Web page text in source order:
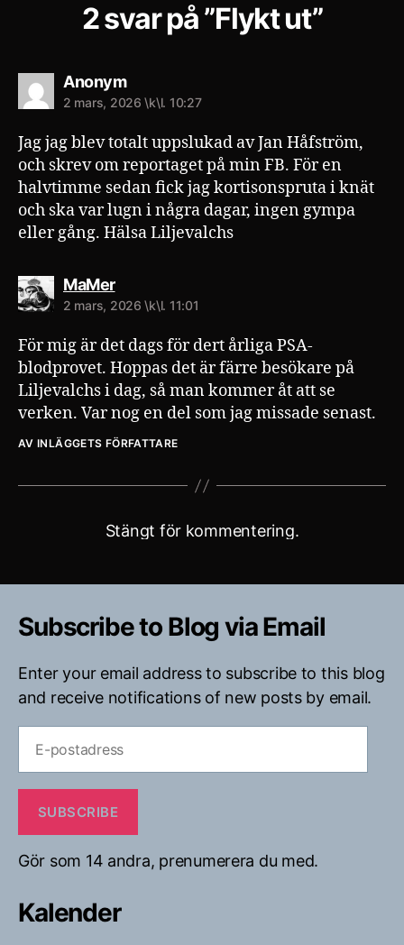
2 svar på ”Flykt ut”
Anonymsäger:
2 mars, 2026 \k\l. 10:27
Jag jag blev totalt uppslukad av Jan Håfström,
och skrev om reportaget på min FB. För en
halvtimme sedan fick jag kortisonspruta i knät
och ska var lugn i några dagar, ingen gympa
eller gång. Hälsa Liljevalchs
MaMersäger:
2 mars, 2026 \k\l. 11:01
För mig är det dags för dert årliga PSA-
blodprovet. Hoppas det är färre besökare på
Liljevalchs i dag, så man kommer åt att se
verken. Var nog en del som jag missade senast.
AV INLÄGGETS FÖRFATTARE
Stängt för kommentering.
Subscribe to Blog via Email
Enter your email address to subscribe to this blog
and receive notifications of new posts by email.
postadress
SUBSCRIBE
Gör som 14 andra, prenumerera du med.
Kalender